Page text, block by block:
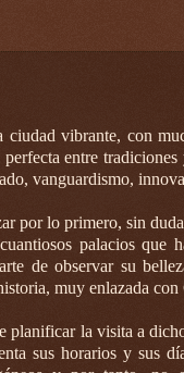
ciudad vibrante, con
perfecta entre
vanguardismo,
por lo primero, sin
palacios que
de observar su
muy enlazada con
planificar la visita a
sus horarios y sus